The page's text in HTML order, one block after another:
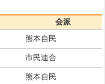
会派
熊本自民
市民連合
熊本自民